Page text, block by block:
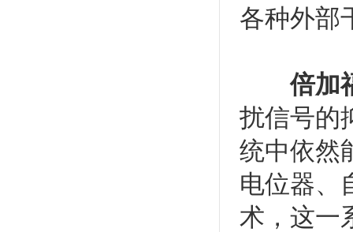
各种外部
倍加
扰信号的
统中依然
电位器、
术，这一